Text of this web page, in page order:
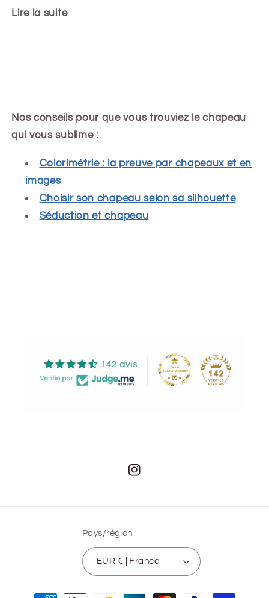
Lire la suite
Nos conseils pour que vous trouviez le chapeau
qui vous sublime :
Colorimétrie : la preuve par chapeaux et en
images
Choisir son chapeau selon sa silhouette
Séduction et chapeau
Instagram
Pays/région
EUR € | France
Moyens